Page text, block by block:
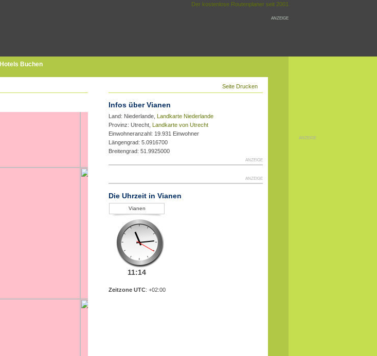
Der kostenlose Routenplaner seit 2001
ANZEIGE
ANZEIGE
Hotels Buchen
Seite Drucken
Infos über Vianen
Land: Niederlande, Landkarte Niederlande
Provinz: Utrecht, Landkarte von Utrecht
Einwohneranzahl: 19.931 Einwohner
Längengrad: 5.0916700
Breitengrad: 51.9925000
ANZEIGE
ANZEIGE
Die Uhrzeit in Vianen
Vianen
11:14
Zeitzone UTC: +02:00